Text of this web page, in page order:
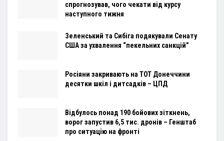
спрогнозував, чого чекати від курсу
наступного тижня
Зеленський та Сибіга подякували Сенату
США за ухвалення “пекельних санкцій”
Росіяни закривають на ТОТ Донеччини
десятки шкіл і дитсадків – ЦПД
Відбулось понад 190 бойових зіткнень,
ворог запустив 6,5 тис. дронів – Генштаб
про ситуацію на фронті